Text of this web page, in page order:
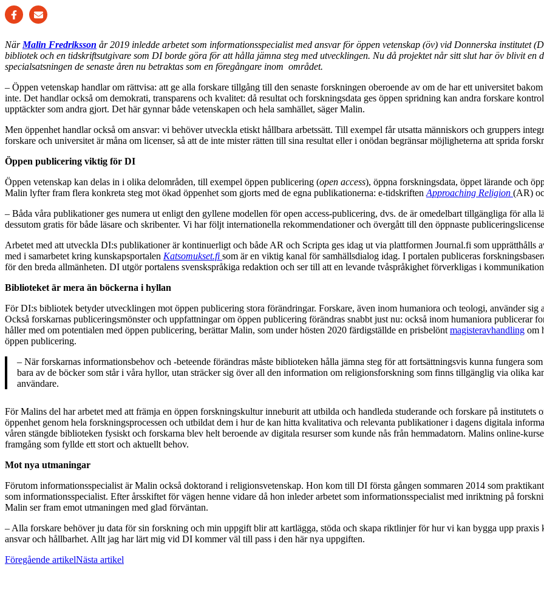
När Malin Fredriksson år 2019 inledde arbetet som informationsspecialist med ansvar för öppen vetenskap (öv) vid Donnerska institutet
bibliotek och en tidskriftsutgivare som DI borde göra för att hålla jämna steg med utvecklingen. Nu då projektet når sitt slut har öv blivit en
specialsatsningen de senaste åren nu betraktas som en föregångare inom området.
– Öppen vetenskap handlar om rättvisa: att ge alla forskare tillgång till den senaste forskningen oberoende av om de har ett universitet
inte. Det handlar också om demokrati, transparens och kvalitet: då resultat och forskningsdata ges öppen spridning kan andra forskare
upptäckter som andra gjort. Det här gynnar både vetenskapen och hela samhället, säger Malin.
Men öppenhet handlar också om ansvar: vi behöver utveckla etiskt hållbara arbetssätt. Till exempel får utsatta människors och gruppers
forskare och universitet är måna om licenser, så att de inte mister rätten till sina resultat eller i onödan begränsar möjligheterna att sprida
Öppen publicering viktig för DI
Öppen vetenskap kan delas in i olika delområden, till exempel öppen publicering (open access), öppna forskningsdata, öppet lärande och
Malin lyfter fram flera konkreta steg mot ökad öppenhet som gjorts med de egna publikationerna: e-tidskriften Approaching Religion (AR)
– Båda våra publikationer ges numera ut enligt den gyllene modellen för open access-publicering, dvs. de är omedelbart tillgängliga för
dessutom gratis för både läsare och skribenter. Vi har följt internationella rekommendationer och övergått till den öppnaste
Arbetet med att utveckla DI:s publikationer är kontinuerligt och både AR och Scripta ges idag ut via plattformen Journal.fi som
med i samarbetet kring kunskapsportalen Katsomukset.fi som är en viktig kanal för samhällsdialog idag. I portalen publiceras
för den breda allmänheten. DI utgör portalens svenskspråkiga redaktion och ser till att en levande tvåspråkighet förverkligas i
Biblioteket är mera än böckerna i hyllan
För DI:s bibliotek betyder utvecklingen mot öppen publicering stora förändringar. Forskare, även inom humaniora och teologi, använder
Också forskarnas publiceringsmönster och uppfattningar om öppen publicering förändras snabbt just nu: också inom humaniora publicerar
håller med om potentialen med öppen publicering, berättar Malin, som under hösten 2020 färdigställde en prisbelönt magisteravhandling om
öppen publicering.
– När forskarnas informationsbehov och -beteende förändras måste biblioteken hålla jämna steg för att fortsättningsvis kunna fungera
bara av de böcker som står i våra hyllor, utan sträcker sig över all den information om religionsforskning som finns tillgänglig via olika
användare.
För Malins del har arbetet med att främja en öppen forskningskultur inneburit att utbilda och handleda studerande och forskare på institutets
öppenhet genom hela forskningsprocessen och utbildat dem i hur de kan hitta kvalitativa och relevanta publikationer i dagens digitala
våren stängde biblioteken fysiskt och forskarna blev helt beroende av digitala resurser som kunde nås från hemmadatorn. Malins online-
framgång som fyllde ett stort och aktuellt behov.
Mot nya utmaningar
Förutom informationsspecialist är Malin också doktorand i religionsvetenskap. Hon kom till DI första gången sommaren 2014 som
som informationsspecialist. Efter årsskiftet för vägen henne vidare då hon inleder arbetet som informationsspecialist med inriktning på
Malin ser fram emot utmaningen med glad förväntan.
– Alla forskare behöver ju data för sin forskning och min uppgift blir att kartlägga, stöda och skapa riktlinjer för hur vi kan bygga upp praxis
ansvar och hållbarhet. Allt jag har lärt mig vid DI kommer väl till pass i den här nya uppgiften.
Föregående artikelNästa artikel